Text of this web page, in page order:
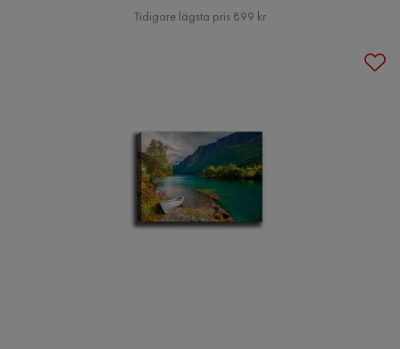
Pris
Tidigare lägsta pris 899 kr